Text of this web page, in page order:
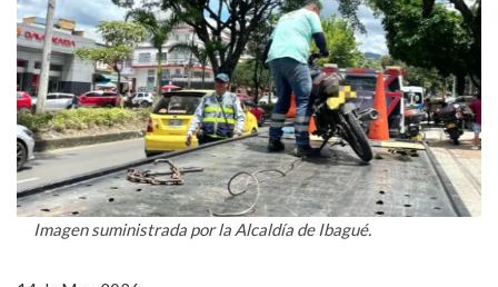
Imagen suministrada por la Alcaldía de Ibagué.